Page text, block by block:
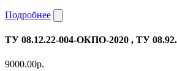
Подробнее
ТУ 08.12.22-004-ОКПО-2020 , ТУ
9000.00р.